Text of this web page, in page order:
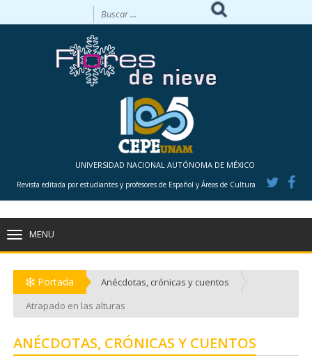
UNIVERSIDAD NACIONAL AUTÓNOMA DE MÉXICO
Revista editada por estudiantes y profesores de Español y Áreas de Cultura
MENU
Portada
Anécdotas, crónicas y cuentos
Atrapado en las alturas
ANÉCDOTAS, CRÓNICAS Y CUENTOS